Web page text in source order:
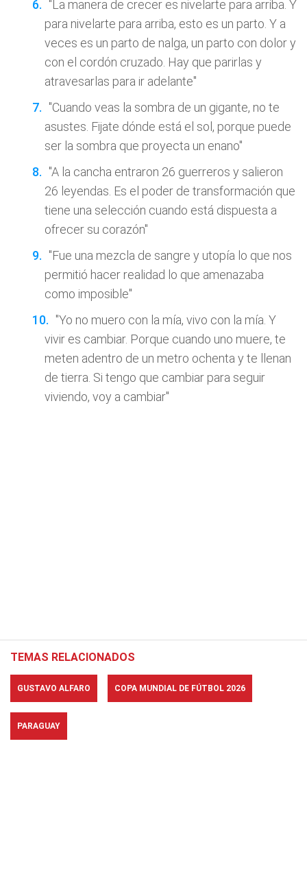
"La manera de crecer es nivelarte para arriba. Y
para nivelarte para arriba, esto es un parto. Y a
veces es un parto de nalga, un parto con dolor y
con el cordón cruzado. Hay que parirlas y
atravesarlas para ir adelante"
"Cuando veas la sombra de un gigante, no te
asustes. Fijate dónde está el sol, porque puede
ser la sombra que proyecta un enano"
"A la cancha entraron 26 guerreros y salieron
26 leyendas. Es el poder de transformación que
tiene una selección cuando está dispuesta a
ofrecer su corazón"
"Fue una mezcla de sangre y utopía lo que nos
permitió hacer realidad lo que amenazaba
como imposible"
"Yo no muero con la mía, vivo con la mía. Y
vivir es cambiar. Porque cuando uno muere, te
meten adentro de un metro ochenta y te llenan
de tierra. Si tengo que cambiar para seguir
viviendo, voy a cambiar"
TEMAS RELACIONADOS
GUSTAVO ALFARO COPA MUNDIAL DE FÚTBOL 2026
PARAGUAY